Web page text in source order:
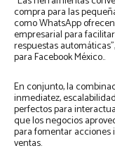
compra para las
como WhatsApp
empresarial para
respuestas
para Facebook México..
En conjunto, la
inmediatez,
perfectos para
que los negocios
para fomentar
ventas.